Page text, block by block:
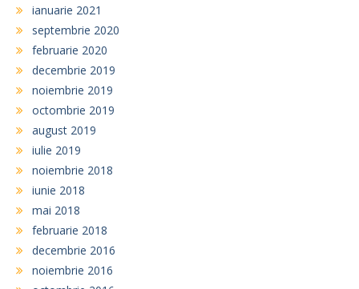
ianuarie 2021
septembrie 2020
februarie 2020
decembrie 2019
noiembrie 2019
octombrie 2019
august 2019
iulie 2019
noiembrie 2018
iunie 2018
mai 2018
februarie 2018
decembrie 2016
noiembrie 2016